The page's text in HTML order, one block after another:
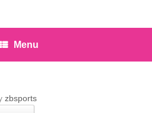
Menu
zbsports